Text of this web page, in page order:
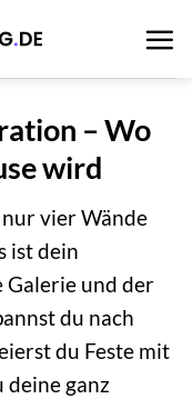
– Wo
wird
vier Wände
ist dein
Galerie und der
du nach
du Feste mit
deine ganz